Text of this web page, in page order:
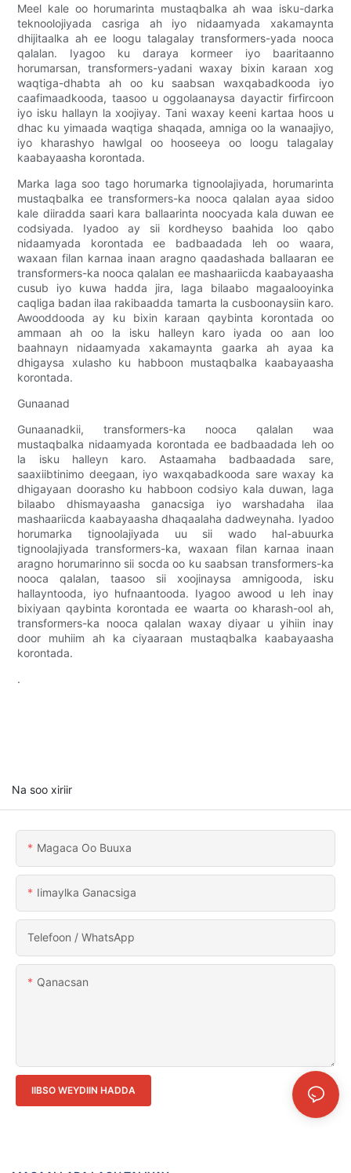
Meel kale oo horumarinta mustaqbalka ah waa isku-darka
teknoolojiyada casriga ah iyo nidaamyada xakamaynta
dhijitaalka ah ee loogu talagalay transformers-yada nooca
qalalan. Iyagoo ku daraya kormeer iyo baaritaanno
horumarsan, transformers-yadani waxay bixin karaan xog
waqtiga-dhabta ah oo ku saabsan waxqabadkooda iyo
caafimaadkooda, taasoo u oggolaanaysa dayactir firfircoon
iyo isku hallayn la xoojiyay. Tani waxay keeni kartaa hoos u
dhac ku yimaada waqtiga shaqada, amniga oo la wanaajiyo,
iyo kharashyo hawlgal oo hooseeya oo loogu talagalay
kaabayaasha korontada.
Marka laga soo tago horumarka tignoolajiyada, horumarinta
mustaqbalka ee transformers-ka nooca qalalan ayaa sidoo
kale diiradda saari kara ballaarinta noocyada kala duwan ee
codsiyada. Iyadoo ay sii kordheyso baahida loo qabo
nidaamyada korontada ee badbaadada leh oo waara,
waxaan filan karnaa inaan aragno qaadashada ballaaran ee
transformers-ka nooca qalalan ee mashaariicda kaabayaasha
cusub iyo kuwa hadda jira, laga bilaabo magaalooyinka
caqliga badan ilaa rakibaadda tamarta la cusboonaysiin karo.
Awooddooda ay ku bixin karaan qaybinta korontada oo
ammaan ah oo la isku halleyn karo iyada oo aan loo
baahnayn nidaamyada xakamaynta gaarka ah ayaa ka
dhigaysa xulasho ku habboon mustaqbalka kaabayaasha
korontada.
Gunaanad
Gunaanadkii, transformers-ka nooca qalalan waa
mustaqbalka nidaamyada korontada ee badbaadada leh oo
la isku halleyn karo. Astaamaha badbaadada sare,
saaxiibtinimo deegaan, iyo waxqabadkooda sare waxay ka
dhigayaan doorasho ku habboon codsiyo kala duwan, laga
bilaabo dhismayaasha ganacsiga iyo warshadaha ilaa
mashaariicda kaabayaasha dhaqaalaha dadweynaha. Iyadoo
horumarka tignoolajiyada uu sii wado hal-abuurka
tignoolajiyada transformers-ka, waxaan filan karnaa inaan
aragno horumarinno sii socda oo ku saabsan transformers-ka
nooca qalalan, taasoo sii xoojinaysa amnigooda, isku
hallayntooda, iyo hufnaantooda. Iyagoo awood u leh inay
bixiyaan qaybinta korontada ee waarta oo kharash-ool ah,
transformers-ka nooca qalalan waxay diyaar u yihiin inay
door muhiim ah ka ciyaaraan mustaqbalka kaabayaasha
korontada.
.
Na soo xiriir
Magaca Oo Buuxa
Iimaylka Ganacsiga
Telefoon / WhatsApp
Qanacsan
IIBSO WEYDIIN HADDA